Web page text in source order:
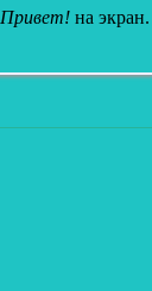
Привет! на экран.